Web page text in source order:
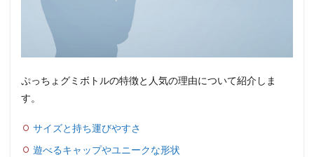
ぷっちょグミボトルの特徴と人気の理由について紹介しま
す。
サイズと持ち運びやすさ
遊べるキャップやユニークな形状